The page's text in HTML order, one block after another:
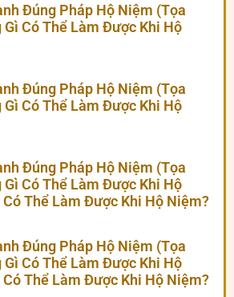
Đúng Pháp Hộ Niệm (Tọa
Có Thể Làm Được Khi Hộ
Đúng Pháp Hộ Niệm (Tọa
Có Thể Làm Được Khi Hộ
Đúng Pháp Hộ Niệm (Tọa
Có Thể Làm Được Khi Hộ
Thể Làm Được Khi Hộ Niệm?
Đúng Pháp Hộ Niệm (Tọa
Có Thể Làm Được Khi Hộ
Thể Làm Được Khi Hộ Niệm?